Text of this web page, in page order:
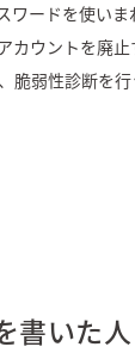
ワードを使い
カウントを廃
脆弱性診断を行
書いた人